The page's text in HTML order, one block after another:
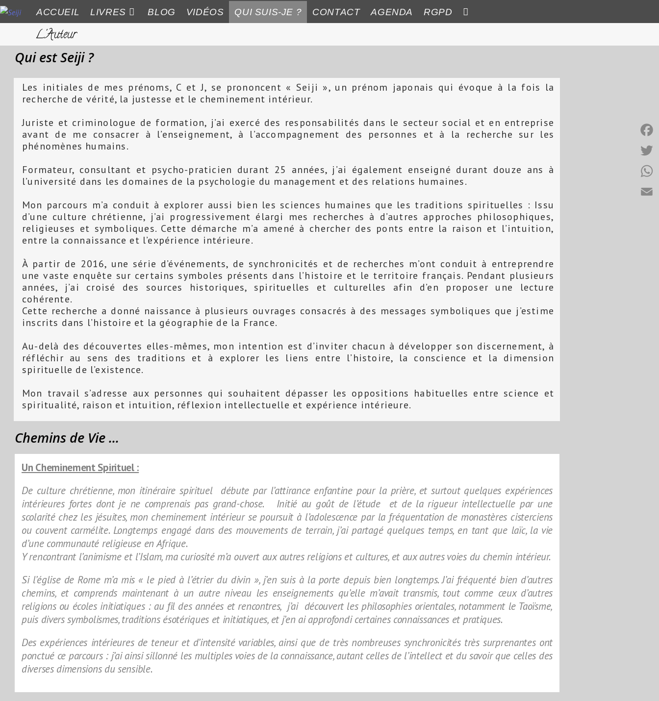
ACCUEIL LIVRES BLOG VIDÉOS QUI SUIS-JE ? CONTACT AGENDA RGPD
L'Auteur
Qui est Seiji ?
Les initiales de mes prénoms, C et J, se prononcent « Seiji », un prénom japonais qui évoque à la fois la
recherche de vérité, la justesse et le cheminement intérieur.
Juriste et criminologue de formation, j’ai exercé des responsabilités dans le secteur social et en entreprise
avant de me consacrer à l’enseignement, à l’accompagnement des personnes et à la recherche sur les
phénomènes humains.
Formateur, consultant et psycho-praticien durant 25 années, j’ai également enseigné durant douze ans à
l’université dans les domaines de la psychologie du management et des relations humaines.
Mon parcours m’a conduit à explorer aussi bien les sciences humaines que les traditions spirituelles : Issu
d’une culture chrétienne, j’ai progressivement élargi mes recherches à d’autres approches philosophiques,
religieuses et symboliques. Cette démarche m’a amené à chercher des ponts entre la raison et l’intuition,
entre la connaissance et l’expérience intérieure.
À partir de 2016, une série d’événements, de synchronicités et de recherches m’ont conduit à entreprendre
une vaste enquête sur certains symboles présents dans l’histoire et le territoire français. Pendant plusieurs
années, j’ai croisé des sources historiques, spirituelles et culturelles afin d’en proposer une lecture
cohérente.
Cette recherche a donné naissance à plusieurs ouvrages consacrés à des messages symboliques que j’estime
inscrits dans l’histoire et la géographie de la France.
Au-delà des découvertes elles-mêmes, mon intention est d’inviter chacun à développer son discernement, à
réfléchir au sens des traditions et à explorer les liens entre l’histoire, la conscience et la dimension
spirituelle de l’existence.
Mon travail s’adresse aux personnes qui souhaitent dépasser les oppositions habituelles entre science et
spiritualité, raison et intuition, réflexion intellectuelle et expérience intérieure.
Chemins de Vie ...
Un Cheminement Spirituel :
De culture chrétienne, mon itinéraire spirituel débute par l’attirance enfantine pour la prière, et surtout quelques expériences
intérieures fortes dont je ne comprenais pas grand-chose. Initié au goût de l’étude et de la rigueur intellectuelle par une
scolarité chez les jésuites, mon cheminement intérieur se poursuit à l’adolescence par la fréquentation de monastères cisterciens
ou couvent carmélite. Longtemps engagé dans des mouvements de terrain, j’ai partagé quelques temps, en tant que laïc, la vie
d’une communauté religieuse en Afrique.
Y rencontrant l’animisme et l’Islam, ma curiosité m’a ouvert aux autres religions et cultures, et aux autres voies du chemin intérieur.
Si l’église de Rome m’a mis « le pied à l’étrier du divin », j’en suis à la porte depuis bien longtemps. J’ai fréquenté bien d’autres
chemins, et comprends maintenant à un autre niveau les enseignements qu’elle m’avait transmis, tout comme ceux d’autres
religions ou écoles initiatiques : au fil des années et rencontres, j’ai découvert les philosophies orientales, notamment le Taoïsme,
puis divers symbolismes, traditions ésotériques et initiatiques, et j’en ai approfondi certaines connaissances et pratiques.
Des expériences intérieures de teneur et d’intensité variables, ainsi que de très nombreuses synchronicités très surprenantes ont
ponctué ce parcours : j’ai ainsi sillonné les multiples voies de la connaissance, autant celles de l’intellect et du savoir que celles des
diverses dimensions du sensible.
F
c
e
T
W